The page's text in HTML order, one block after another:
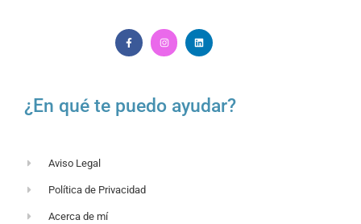
¿En qué te puedo ayudar?
Aviso Legal
Política de Privacidad
Acerca de mí